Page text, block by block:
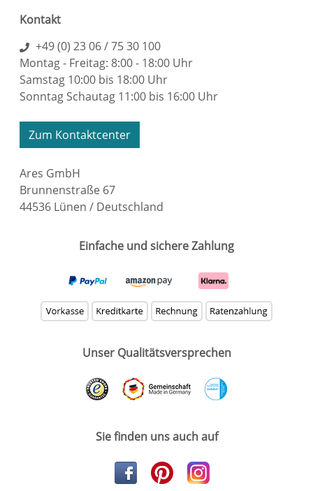
Kontakt
+49 (0) 23 06 / 75 30 100
Montag - Freitag: 8:00 - 18:00 Uhr
Samstag 10:00 bis 18:00 Uhr
Sonntag Schautag 11:00 bis 16:00 Uhr
Zum Kontaktcenter
Ares GmbH
Brunnenstraße 67
44536 Lünen / Deutschland
Einfache und sichere Zahlung
Unser Qualitätsversprechen
Sie finden uns auch auf